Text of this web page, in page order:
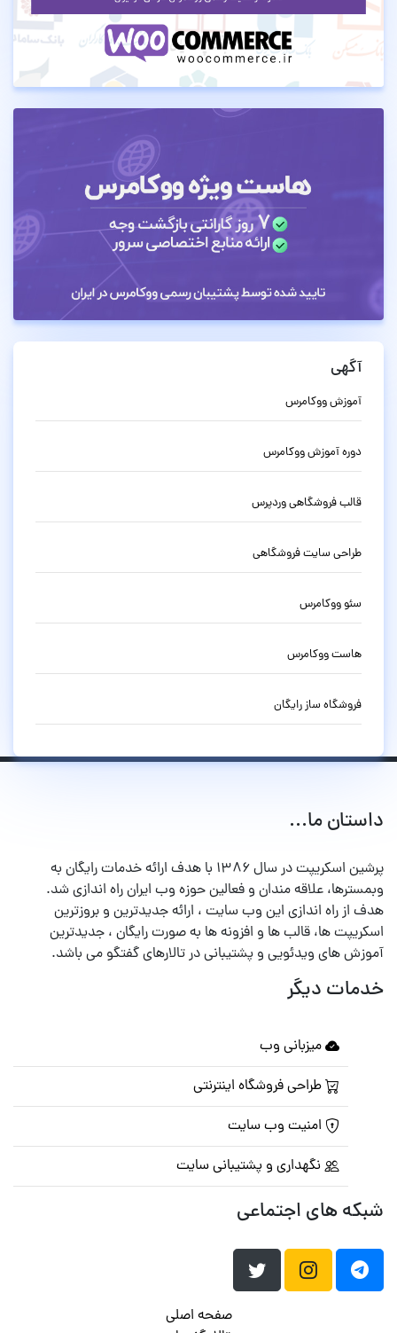
آگهی
آموزش ووکامرس
دوره آموزش ووکامرس
قالب فروشگاهی وردپرس
طراحی سایت فروشگاهی
سئو ووکامرس
هاست ووکامرس
فروشگاه ساز رایگان
داستان ما...
پرشین اسکریپت در سال ۱۳۸۶ با هدف ارائه خدمات رایگان به
وبمسترها، علاقه مندان و فعالین حوزه وب ایران راه اندازی شد.
هدف از راه اندازی این وب سایت ، ارائه جدیدترین و بروزترین
اسکریپت ها، قالب ها و افزونه ها به صورت رایگان ، جدیدترین
آموزش های ویدئویی و پشتیبانی در تالارهای گفتگو می باشد.
خدمات دیگر
میزبانی وب
طراحی فروشگاه اینترنتی
امنیت وب سایت
نگهداری و پشتیبانی سایت
شبکه های اجتماعی
صفحه اصلی